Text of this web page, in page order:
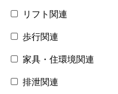
リフト関連
歩行関連
家具・住環境関連
排泄関連